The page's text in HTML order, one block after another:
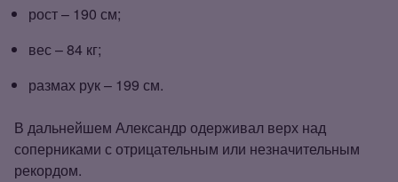
рост – 190 см;
вес – 84 кг;
размах рук – 199 см.
В дальнейшем Александр одерживал верх над
соперниками с отрицательным или незначительным
рекордом.